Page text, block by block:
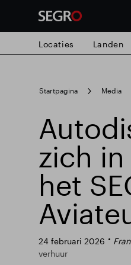
search
for
Locaties Landen
Startpagina Media
zich
het
24 februari 2026
verhuur